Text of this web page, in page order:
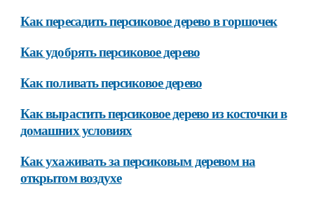
Как пересадить персиковое дерево в горшочек
Как удобрять персиковое дерево
Как поливать персиковое дерево
Как вырастить персиковое дерево из косточки в
домашних условиях
Как ухаживать за персиковым деревом на
открытом воздухе